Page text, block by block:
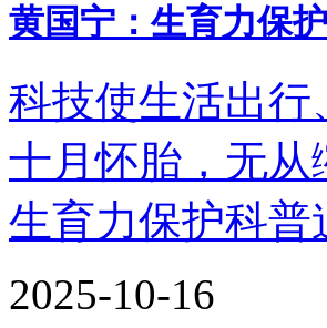
黄国宁：生育力保
科技使生活出
十月怀胎，无
生育力保护科普
2025-10-16